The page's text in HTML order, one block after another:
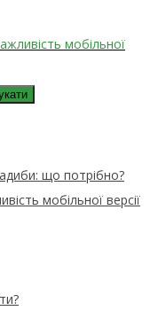
мобільної
що потрібно?
мобільної версії